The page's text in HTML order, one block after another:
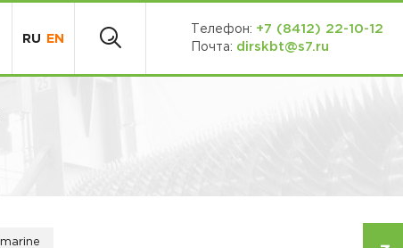
RU EN
Телефон: +7 (8412) 22-10-12
Почта: dirskbt@s7.ru
marine